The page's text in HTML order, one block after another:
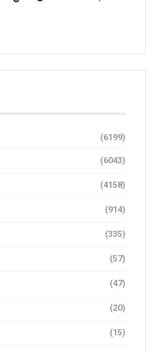
(6199)
(6043)
(4158)
(914)
(335)
(57)
(47)
(20)
(15)